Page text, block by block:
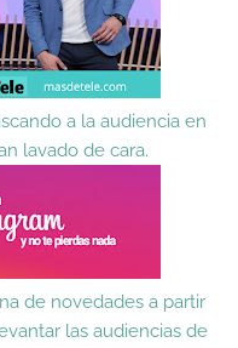
a la audiencia en
lavado de cara.
de novedades a partir
las audiencias de